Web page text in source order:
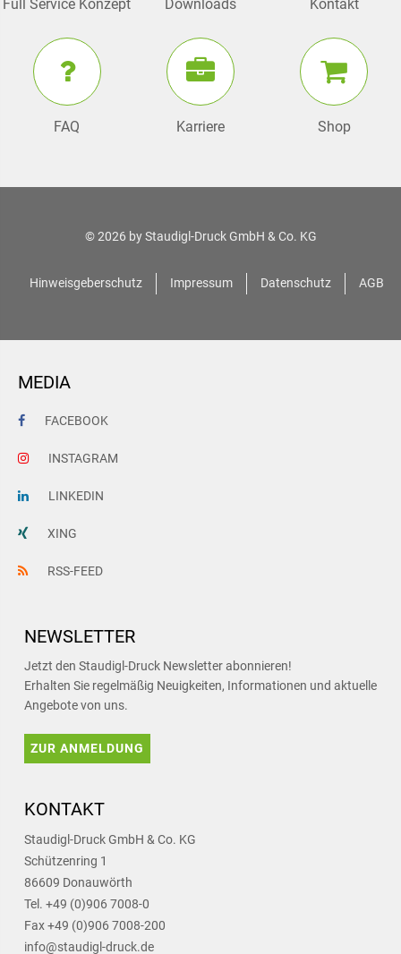
Full Service Konzept Downloads Kontakt
FAQ Karriere Shop
© 2026 byStaudigl-Druck GmbH & Co. KG
Hinweisgeberschutz Impressum Datenschutz AGB
MEDIA
FACEBOOK
INSTAGRAM
LINKEDIN
XING
RSS-FEED
NEWSLETTER
Jetzt den Staudigl-Druck Newsletter abonnieren!
Erhalten Sie regelmäßig Neuigkeiten, Informationen und aktuelle
Angebote von uns.
ZUR ANMELDUNG
KONTAKT
Staudigl-Druck GmbH & Co. KG
Schützenring 1
86609 Donauwörth
Tel. +49 (0)906 7008-0
Fax +49 (0)906 7008-200
info@staudigl-druck.de